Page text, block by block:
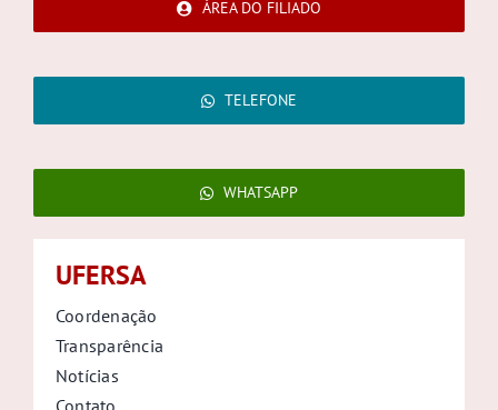
ÁREA DO FILIADO
TELEFONE
WHATSAPP
UFERSA
Coordenação
Transparência
Notícias